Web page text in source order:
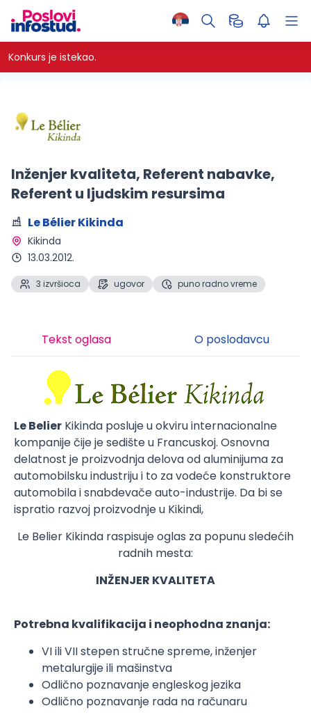
Konkurs je istekao.
Inženjer kvaliteta, Referent nabavke,
Referent u ljudskim resursima
Le Bélier Kikinda
Kikinda
13.03.2012.
3 izvršioca ugovor puno radno vreme
Tekst oglasa O poslodavcu
Le Belier Kikinda posluje u okviru internacionalne
kompanije čije je sedište u Francuskoj. Osnovna
delatnost je proizvodnja delova od aluminijuma za
automobilsku industriju i to za vodeće konstruktore
automobila i snabdevače auto-industrije. Da bi se
ispratio razvoj proizvodnje u Kikindi,
Le Belier Kikinda raspisuje oglas za popunu sledećih
radnih mesta:
INŽENJER KVALITETA
Potrebna kvalifikacija i neophodna znanja:
VI ili VII stepen stručne spreme, inženjer
metalurgije ili mašinstva
Odlično poznavanje engleskog jezika
Odlično poznavanje rada na računaru